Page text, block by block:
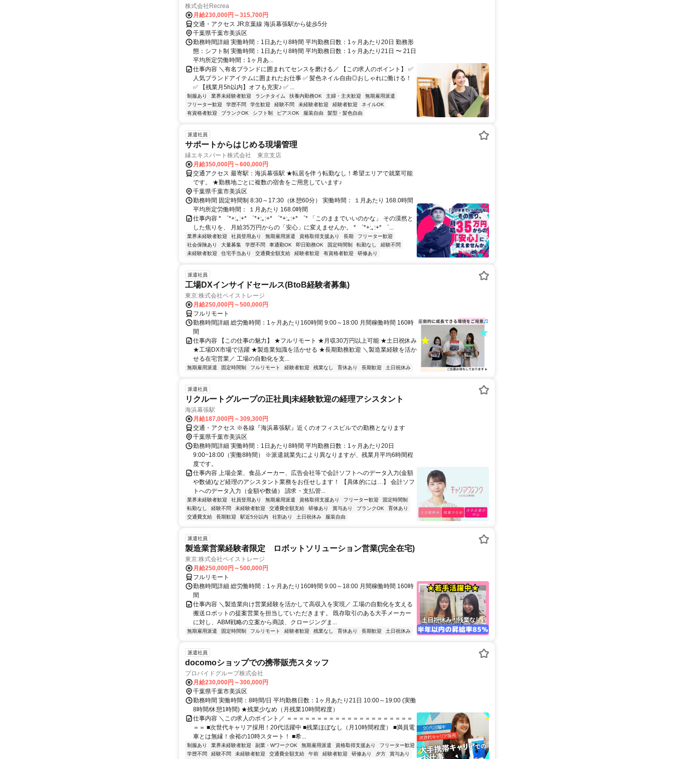
株式会社Recrea
月給230,000円～315,700円
交通・アクセス JR京葉線 海浜幕張駅から徒歩5分
千葉県千葉市美浜区
勤務時間詳細 実働時間：1日あたり8時間 平均勤務日数：1ヶ月あたり20日 勤務形
態：シフト制 実働時間：1日あたり8時間 平均勤務日数：1ヶ月あたり21日 〜 21日
平均所定労働時間：1ヶ月あ...
仕事内容 ＼有名ブランドに囲まれてセンスを磨ける／ 【この求人のポイント】 ✅
人気ブランドアイテムに囲まれたお仕事 ✅ 髪色ネイル自由◎おしゃれに働ける！
✅ 【残業月5h以内】オフも充実♪ ✅ ...
制服あり 業界未経験者歓迎 ランチタイム 扶養内勤務OK 主婦・主夫歓迎
無期雇用派遣
フリーター歓迎
学歴不問 学生歓迎 経験不問 未経験者歓迎 経験者歓迎
ネイルOK
有資格者歓迎
ブランクOK シフト制 ピアスOK 服装自由 髪型・髪色自由
派遣社員
サポートからはじめる現場管理
縁エキスパート株式会社 東京支店
月給350,000円～600,000円
交通アクセス 最寄駅：海浜幕張駅 ★転居を伴う転勤なし！希望エリアで就業可能
です。 ★勤務地ごとに複数の宿舎をご用意しています♪
千葉県千葉市美浜区
勤務時間 固定時間制 8:30～17:30（休憩60分） 実働時間： １月あたり 168.0時間
平均所定労働時間： １月あたり 168.0時間
仕事内容 * ゜*+:｡:+* ゜*+:｡:+* ゜*+:｡:+* ゜* 「このままでいいのかな」 その漠然と
した焦りを、 月給35万円からの「安心」に変えませんか。 * ゜*+:｡:+* ゜...
業界未経験者歓迎 社員登用あり 無期雇用派遣 資格取得支援あり 長期
フリーター歓迎
社会保険あり
大量募集 学歴不問 車通勤OK 即日勤務OK 固定時間制 転勤なし
経験不問
未経験者歓迎
住宅手当あり 交通費全額支給 経験者歓迎 有資格者歓迎 研修あり
派遣社員
工場DXインサイドセールス(BtoB経験者募集)
東京:株式会社ペイストレージ
月給250,000円～500,000円
フルリモート
勤務時間詳細 総労働時間：1ヶ月あたり160時間 9:00～18:00 月間稼働時間 160時
間
仕事内容 【この仕事の魅力】 ★フルリモート ★月収30万円以上可能 ★土日祝休み
★工場DX市場で活躍 ★製造業知識を活かせる ★長期勤務歓迎 ＼製造業経験を活か
せる在宅営業／ 工場の自動化を支...
無期雇用派遣 固定時間制 フルリモート 経験者歓迎 残業なし 育休あり 長期歓迎 土日祝休み
派遣社員
リクルートグループの正社員|未経験歓迎の経理アシスタント
海浜幕張駅
月給187,000円～309,300円
交通・アクセス ※各線『海浜幕張駅』近くのオフィスビルでの勤務となります
千葉県千葉市美浜区
勤務時間詳細 実働時間：1日あたり8時間 平均勤務日数：1ヶ月あたり20日
9:00~18:00（実働8時間） ※派遣就業先により異なりますが、残業月平均6時間程
度です。
仕事内容 上場企業、食品メーカー、広告会社等で会計ソフトへのデータ入力(金額
や数値)など経理のアシスタント業務をお任せします！ 【具体的には…】 会計ソフ
トへのデータ入力（金額や数値） 請求・支払管...
業界未経験者歓迎 社員登用あり 無期雇用派遣 資格取得支援あり フリーター歓迎
固定時間制
転勤なし
経験不問 未経験者歓迎 交通費全額支給 研修あり 賞与あり ブランクOK
育休あり
交通費支給
長期歓迎 駅近5分以内 社割あり 土日祝休み 服装自由
派遣社員
製造業営業経験者限定 ロボットソリューション営業(完全在宅)
東京:株式会社ペイストレージ
月給250,000円～500,000円
フルリモート
勤務時間詳細 総労働時間：1ヶ月あたり160時間 9:00～18:00 月間稼働時間 160時
間
仕事内容 ＼製造業向け営業経験を活かして高収入を実現／ 工場の自動化を支える
搬送ロボットの提案営業を担当していただきます。 既存取引のある大手メーカー
に対し、ABM戦略の立案から商談、クロージングま...
無期雇用派遣 固定時間制 フルリモート 経験者歓迎 残業なし 育休あり 長期歓迎 土日祝休み
派遣社員
docomoショップでの携帯販売スタッフ
プロバイドグループ株式会社
月給230,000円～300,000円
千葉県千葉市美浜区
勤務時間 実働時間：8時間/日 平均勤務日数：1ヶ月あたり21日 10:00～19:00 (実働
8時間/休憩1時間) ★残業少なめ（月残業10時間程度）
仕事内容 ＼この求人のポイント／ ＝＝＝＝＝＝＝＝＝＝＝＝＝＝＝＝＝＝＝＝＝
＝＝ ■次世代キャリア採用！20代活躍中 ■残業ほぼなし（月10時間程度） ■満員電
車とは無縁！余裕の10時スタート！ ■希...
制服あり 業界未経験者歓迎 副業・WワークOK 無期雇用派遣 資格取得支援あり
フリーター歓迎
学歴不問
経験不問 未経験者歓迎 交通費全額支給 午前 経験者歓迎 研修あり 夕方
賞与あり